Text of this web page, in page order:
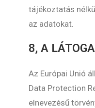
tájékoztatás
az adatokat.
8, A
Az Európai Unió
Data Protection
elnevezésű